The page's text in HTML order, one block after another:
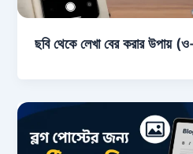
ছবি থেকে লেখা বের করার উপায়